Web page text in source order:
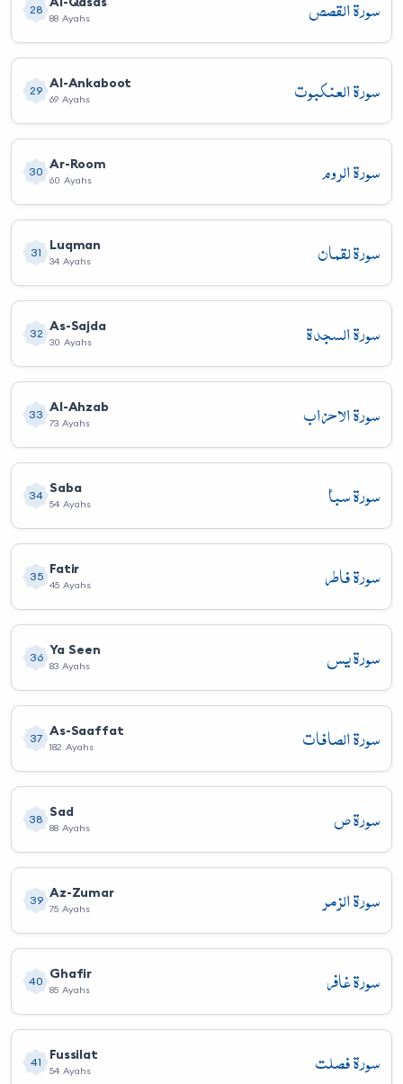
28
88 Ayahs سورة القصص
29 Al-Ankaboot
69 Ayahs سورة العنكبوت
30 Ar-Room
60 Ayahs سورة الروم
31 Luqman
34 Ayahs سورة لقمان
32 As-Sajda
30 Ayahs سورة السجدة
33 Al-Ahzab
73 Ayahs سورة الأحزاب
34 Saba
54 Ayahs سورة سبأ
35 Fatir
45 Ayahs سورة فاطر
36 Ya Seen
83 Ayahs سورة يس
37 As-Saaffat
182 Ayahs سورة الصافات
38 Sad
88 Ayahs سورة ص
39 Az-Zumar
75 Ayahs سورة الزمر
40 Ghafir
85 Ayahs سورة غافر
41 Fussilat
54 Ayahs سورة فصلت